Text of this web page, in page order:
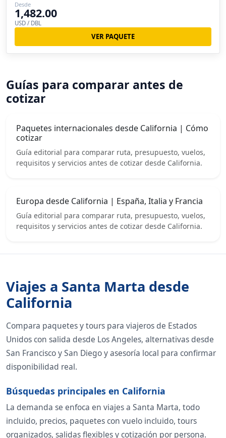
Desde
1,482.00
USD / DBL
VER PAQUETE
Guías para comparar antes de
cotizar
Paquetes internacionales desde California | Cómo
cotizar
Guía editorial para comparar ruta, presupuesto, vuelos,
requisitos y servicios antes de cotizar desde California.
Europa desde California | España, Italia y Francia
Guía editorial para comparar ruta, presupuesto, vuelos,
requisitos y servicios antes de cotizar desde California.
Viajes a Santa Marta desde
California
Compara paquetes y tours para viajeros de Estados
Unidos con salida desde Los Angeles, alternativas desde
San Francisco y San Diego y asesoría local para confirmar
disponibilidad real.
Búsquedas principales en California
La demanda se enfoca en viajes a Santa Marta, todo
incluido, precios, paquetes con vuelo incluido, tours
organizados, salidas flexibles y cotización por persona.